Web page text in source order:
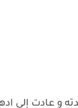
و عادت إلى